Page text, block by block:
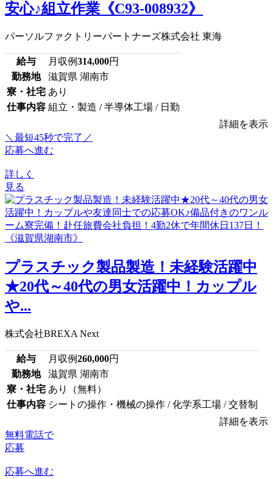
安心♪組立作業《C93-008932》
パーソルファクトリーパートナーズ株式会社 東海
給与 月収例314,000円
勤務地
滋賀県 湖南市
寮・社宅 あり
仕事内容 組立・製造 / 半導体工場 / 日勤
詳細を表示
＼最短45秒で完了／
応募へ進む
詳しく
見る
プラスチック製品製造！未経験活躍中
★20代～40代の男女活躍中！カップル
や...
株式会社BREXA Next
給与 月収例260,000円
勤務地
滋賀県 湖南市
寮・社宅 あり（無料）
仕事内容 シートの操作・機械の操作 / 化学系工場 / 交替制
詳細を表示
無料電話で
応募
応募へ進む